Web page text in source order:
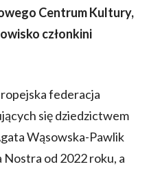
Centrum Kultury,
członkini
federacja
się dziedzictwem
Wąsowska-Pawlik
Nostra od 2022 roku, a